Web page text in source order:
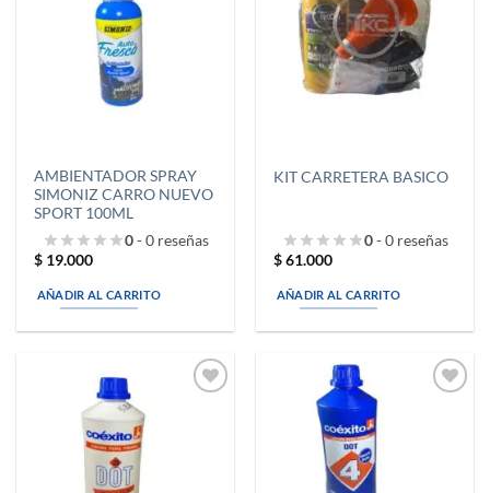
AMBIENTADOR SPRAY
SIMONIZ CARRO NUEVO
SPORT 100ML
0- 0 reseñas
$ 19.000
AÑADIR AL CARRITO
lista de
deseos
KIT CARRETERA BASICO
0- 0 reseñas
$61.000
AÑADIR AL CARRITO